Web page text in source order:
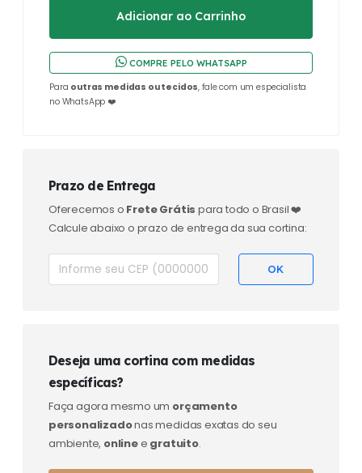
COMPRE PELO WHATSAPP
Para outras medidas ou tecidos, fale com um especialista
no WhatsApp ❤️
Prazo de Entrega
Oferecemos o Frete Grátis para todo o Brasil ❤️
Calcule abaixo o prazo de entrega da sua cortina:
Deseja uma cortina com medidas
específicas?
Faça agora mesmo um orçamento
personalizadonas medidas exatas do seu
ambiente, onlinee gratuito.